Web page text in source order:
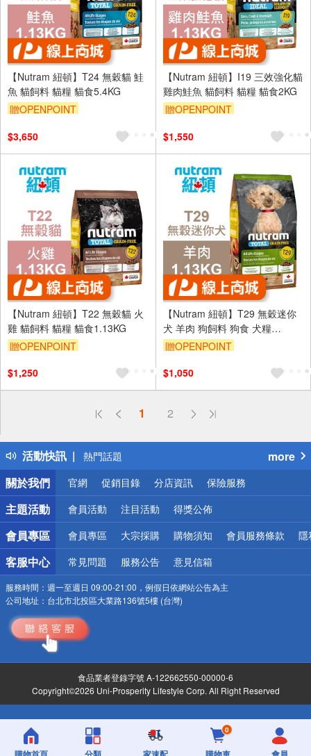
【Nutram 紐頓】T24 無穀貓 鮭
魚 貓飼料 貓糧 貓食5.4KG
贈OPENPOINT
$3,650
【Nutram 紐頓】I19 三效強化貓
雞肉鮭魚 貓飼料 貓糧 貓食2KG
贈OPENPOINT
$1,550
【Nutram 紐頓】T22 無穀貓 火
雞 貓飼料 貓糧 貓食1.13KG
贈OPENPOINT
$1,250
【Nutram 紐頓】T29 無穀迷你
犬 羊肉 狗飼料 狗食 犬糧
1.13KG
贈OPENPOINT
$1,050
1 2
活動快訊
偏遠地區配送
得獎公告
熱門話題
銀行優惠
偏遠地區配送
詐騙網頁！請小心！
more
關於我們
官網 促銷目錄 分店資訊 保險服務
主題活動 會員活動 注目活動 得獎公佈
會員專區 會員專區 大宗採購 購物須知 會員服務條款 隱
客服中心 常見問題 服務公告 意見信箱
服務時間： 週一至週日 09:00-21:00，例假日依網站公告為主
公司地址： 台北市北投區大業路136號5樓 (台灣)
食品業者登錄字號 A-122662550-00000-6
Copyright©2026 Uni-Prosperity Lifestyle Corp. All Right Reserved
0